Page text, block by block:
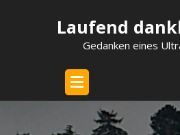
Laufend
Gedanken eines